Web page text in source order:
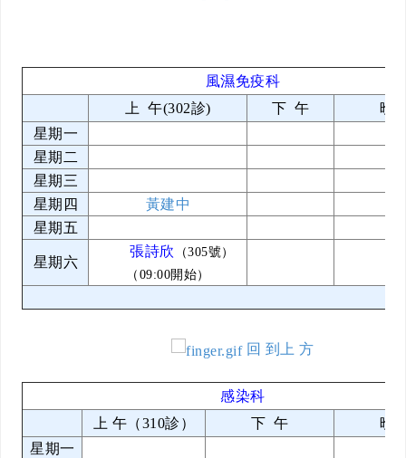
風濕免疫科
上 午(302診)
下 午
晚
星期一
星期二
星期三
星期四
黃建中
星期五
星期六
張詩欣
（305號）
（09:00開始）
回 到上 方
感染科
上 午（310診）
下 午
晚
星期一